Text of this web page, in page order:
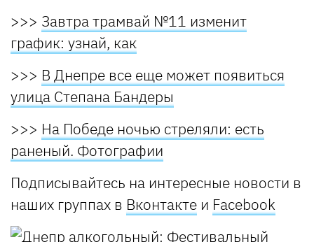
>>> Завтра трамвай №11 изменит
график: узнай, как
>>> В Днепре все еще может появиться
улица Степана Бандеры
>>> На Победе ночью стреляли: есть
раненый. Фотографии
Подписывайтесь на интересные новости в
наших группах в Вконтакте и Facebook